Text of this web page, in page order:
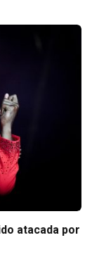
atacada por